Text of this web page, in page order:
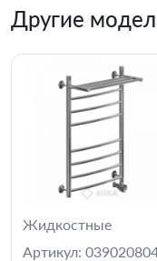
Другие
Жидкостные
Артикул: